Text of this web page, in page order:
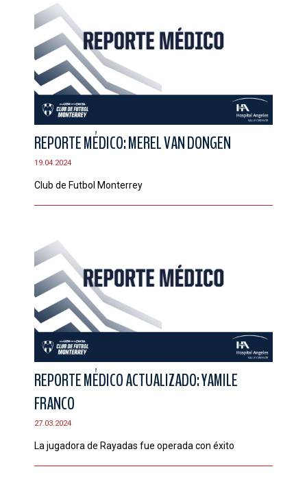
REPORTE MÉDICO: MEREL VAN DONGEN
19.04.2024
Club de Futbol Monterrey
REPORTE MÉDICO ACTUALIZADO: YAMILE
FRANCO
27.03.2024
La jugadora de Rayadas fue operada con éxito